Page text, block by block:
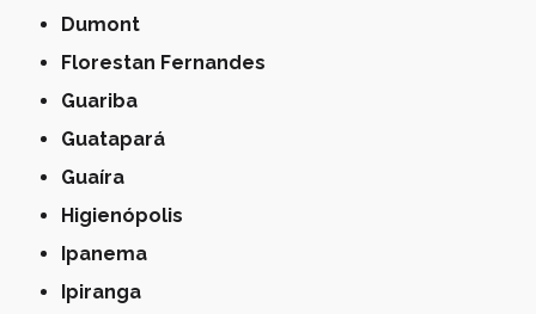
Dumont
Florestan Fernandes
Guariba
Guatapará
Guaíra
Higienópolis
Ipanema
Ipiranga